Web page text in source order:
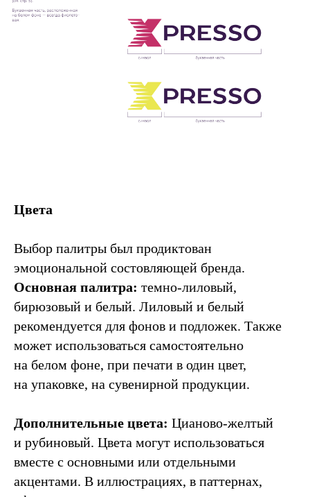
Цвета
Выбор палитры был продиктован
эмоциональной состовляющей бренда.
Основная палитра: темно-лиловый,
бирюзовый и белый. Лиловый и белый
рекомендуется для фонов и подложек. Также
может использоваться самостоятельно
на белом фоне, при печати в один цвет,
на упаковке, на сувенирной продукции.
Дополнительные цвета: Цианово-желтый
и рубиновый. Цвета могут использоваться
вместе с основными или отдельными
акцентами. В иллюстрациях, в паттернах,